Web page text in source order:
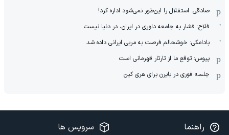
صادقی: استقلال را این‌طور نمی‌شود اداره کرد!
فلاح: فشار به جامعه داوری در ایران، در دنیا نیست
بادامکی: خوشحالم فرصت به مربی ایرانی داده شد
پیوس: توقع ما از تارتار قهرمانی است
جلسه فوری در بایرن برای هری کین
راهنما سرویس ها